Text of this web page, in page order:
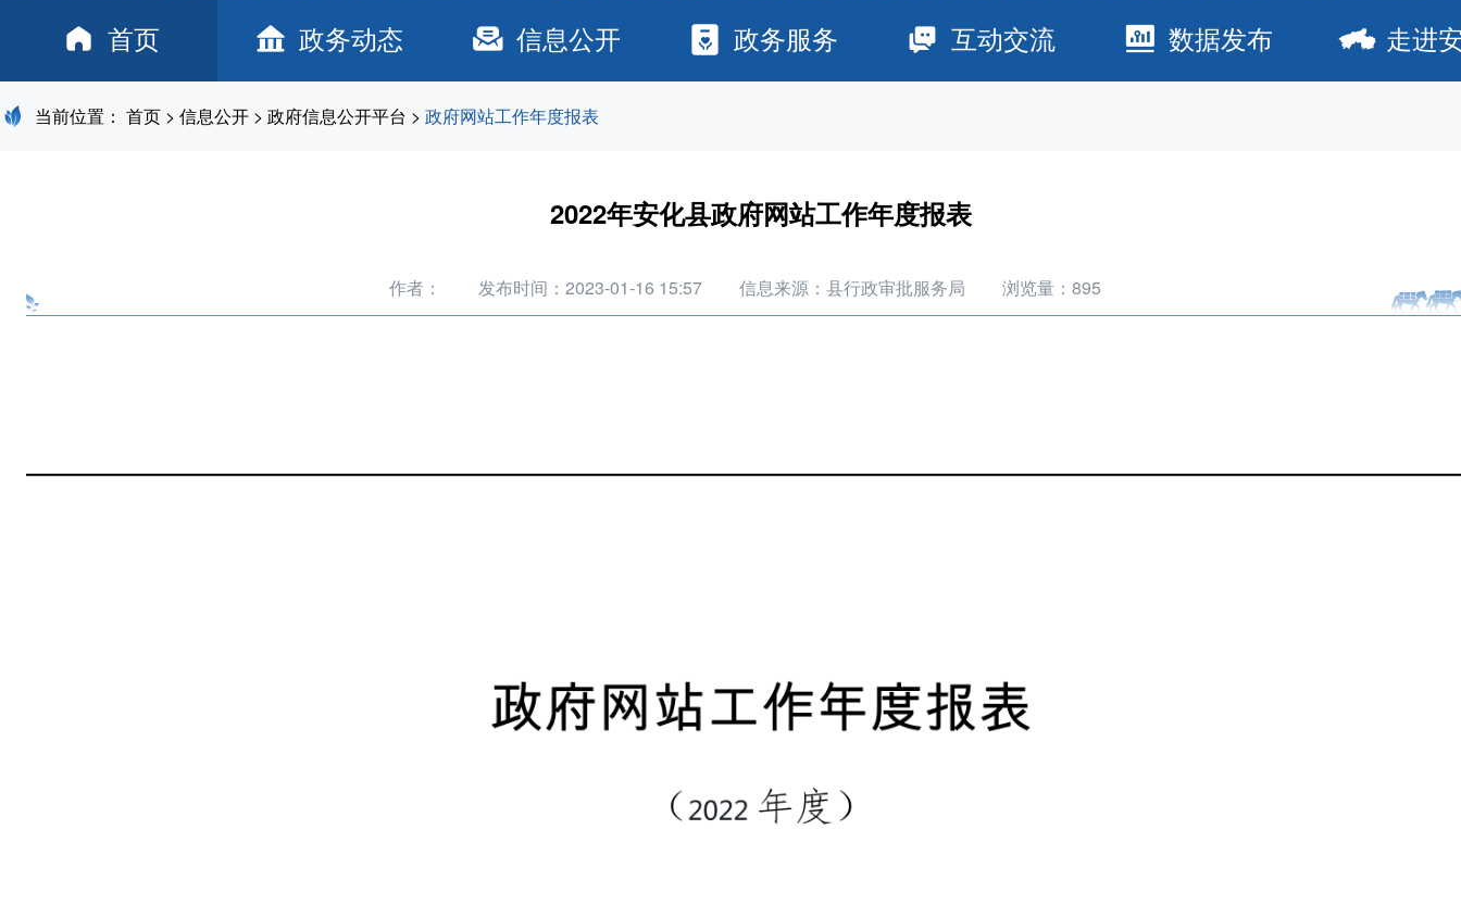
首页 政务动态 信息公开 政务服务 互动交流 数据发布 走进
当前位置： 首页 > 信息公开 > 政府信息公开平台 > 政府网站工作年度报表
2022年安化县政府网站工作年度报表
作者： 发布时间：2023-01-16 15:57 信息来源：县行政审批服务局 浏览量： 895